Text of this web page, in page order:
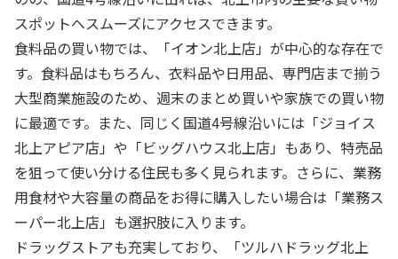
スポットへスムーズにアクセスできます。
食料品の買い物では、「イオン北上店」が中心的な存在で
す。食料品はもちろん、衣料品や日用品、専門店まで揃う
大型商業施設のため、週末のまとめ買いや家族での買い物
に最適です。また、同じく国道4号線沿いには「ジョイス
北上アピア店」や「ビッグハウス北上店」もあり、特売品
を狙って使い分ける住民も多く見られます。さらに、業務
用食材や大容量の商品をお得に購入したい場合は「業務ス
ーパー北上店」も選択肢に入ります。
ドラッグストアも充実しており、「ツルハドラッグ北上